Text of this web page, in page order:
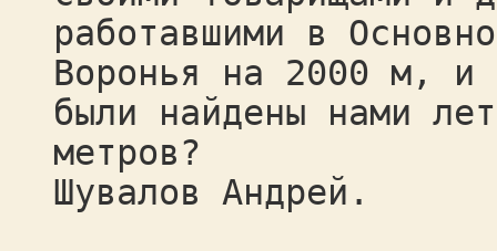
работавшими в
Воронья на 2000 м, и
были найдены нами
метров?
Шувалов Андрей.